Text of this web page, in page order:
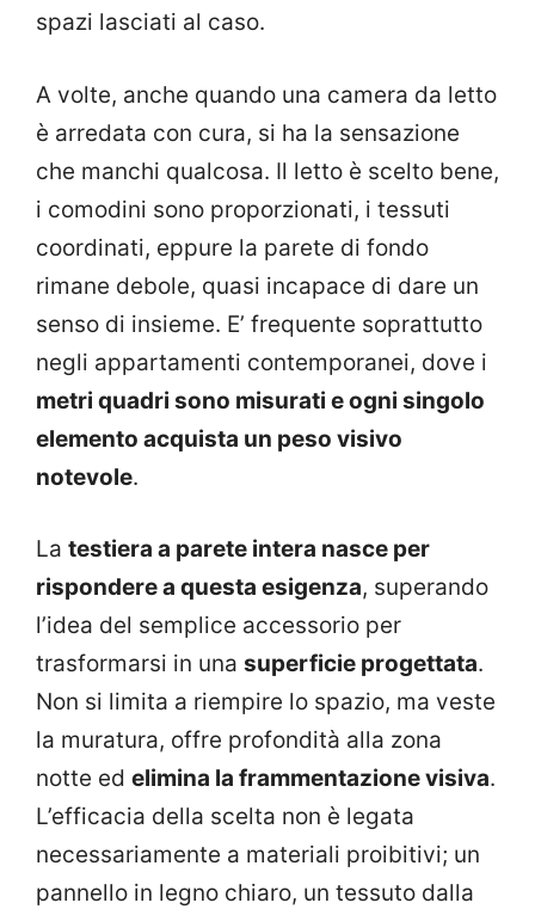
spazi lasciati al caso.
A volte, anche quando una camera da letto
è arredata con cura, si ha la sensazione
che manchi qualcosa. Il letto è scelto bene,
i comodini sono proporzionati, i tessuti
coordinati, eppure la parete di fondo
rimane debole, quasi incapace di dare un
senso di insieme. E’ frequente soprattutto
negli appartamenti contemporanei, dove i
metri quadri sono misurati e ogni singolo
elemento acquista un peso visivo
notevole.
La testiera a parete intera nasce per
rispondere a questa esigenza, superando
l’idea del semplice accessorio per
trasformarsi in una superficie progettata.
Non si limita a riempire lo spazio, ma veste
la muratura, offre profondità alla zona
notte ed elimina la frammentazione visiva.
L’efficacia della scelta non è legata
necessariamente a materiali proibitivi; un
pannello in legno chiaro, un tessuto dalla